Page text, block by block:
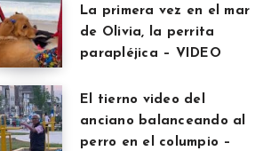
La primera vez en el mar
de Olivia, la perrita
parapléjica – VIDEO
El tierno video del
anciano balanceando al
perro en el columpio –